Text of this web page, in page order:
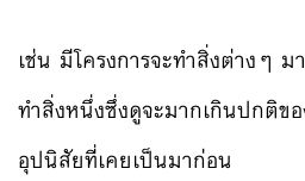
เช่น มีโครงการจะทำสิ่งต่างๆ
ทำสิ่งหนึ่งซึ่งดูจะมากเกินปกติข
อุปนิสัยที่เคยเป็นมาก่อน